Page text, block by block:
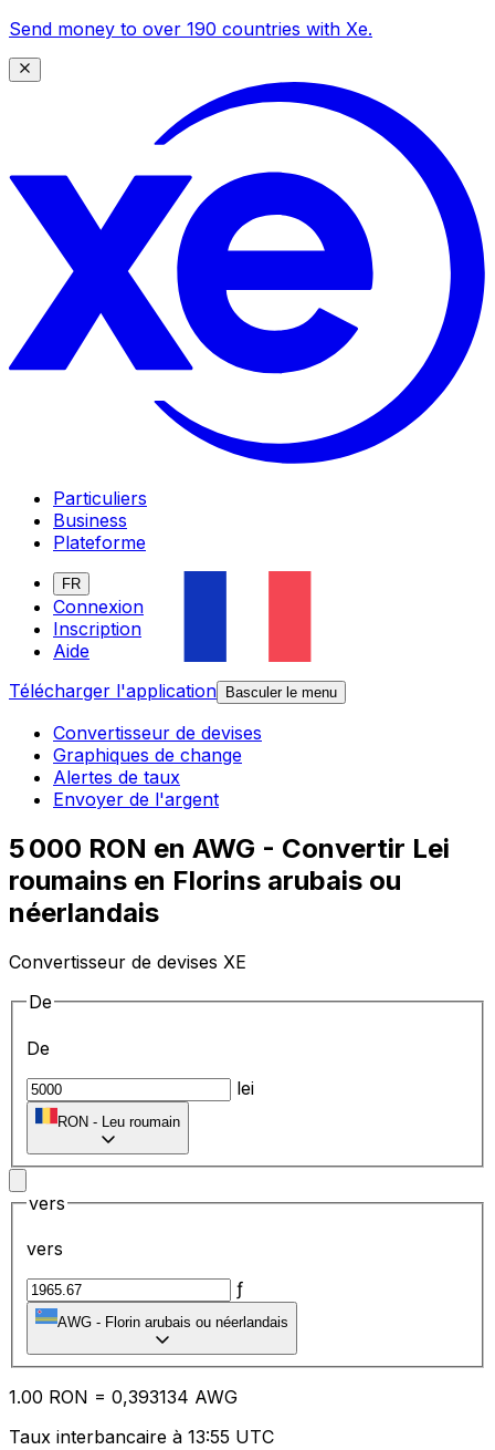
Send money to over 190 countries with Xe.
Particuliers
Business
Plateforme
FR
Connexion
Inscription
Aide
Télécharger l'application
Basculer le menu
Convertisseur de devises
Graphiques de change
Alertes de taux
Envoyer de l'argent
5 000 RON en AWG - Convertir Lei
roumains en Florins arubais ou
néerlandais
Convertisseur de devises XE
De
De
lei
RON - Leu roumain
vers
vers
ƒ
AWG - Florin arubais ou néerlandais
1.00 RON = 0,393134 AWG
Taux interbancaire à 13:55 UTC